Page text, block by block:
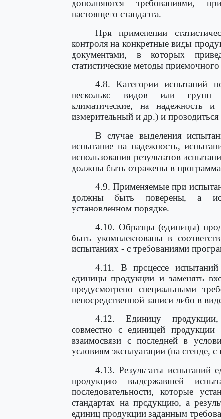
дополняются требованиями,
настоящего стандарта.
При применении
контроля на конкретные виды
документами, в которых
статистические методы
4.8. Категории испытаний
несколько видов или групп
климатические, на надежность
измерительный и др.) и
В случае выделения
испытание на надежность,
использования результатов
должны быть отражены в
4.9. Применяемые при
должны быть поверены, а
установленном порядке.
4.10. Образцы (единицы)
быть укомплектованы в
испытаниях - с требованиями
4.11. В процессе испытаний
единицы продукции и заменять
предусмотрено специальными
непосредственной записи либо в
4.12. Единицу продукции,
совместно с единицей продукции
взаимосвязи с последней в
условиям эксплуатации (на стенде,
4.13. Результаты испытаний
продукцию выдержавшей
последовательности, которые
стандартах на продукцию, а
единиц продукции заданным